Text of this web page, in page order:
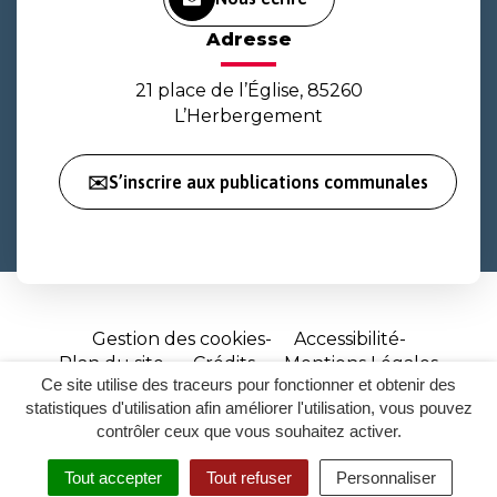
Ce site utilise des traceurs pour fonctionner et obtenir des
statistiques d'utilisation afin améliorer l'utilisation, vous pouvez
contrôler ceux que vous souhaitez activer.
Tout accepter Tout refuser Personnaliser
RECHERCHER
ACCESSIBILITÉ
Adresse
21 place de l’Église, 85260
L’Herbergement
✉️S’inscrire aux publications communales
Gestion des cookies
Accessibilité
Plan du site
Crédits
Mentions Légales
Site
réalisé
par
Inovagora